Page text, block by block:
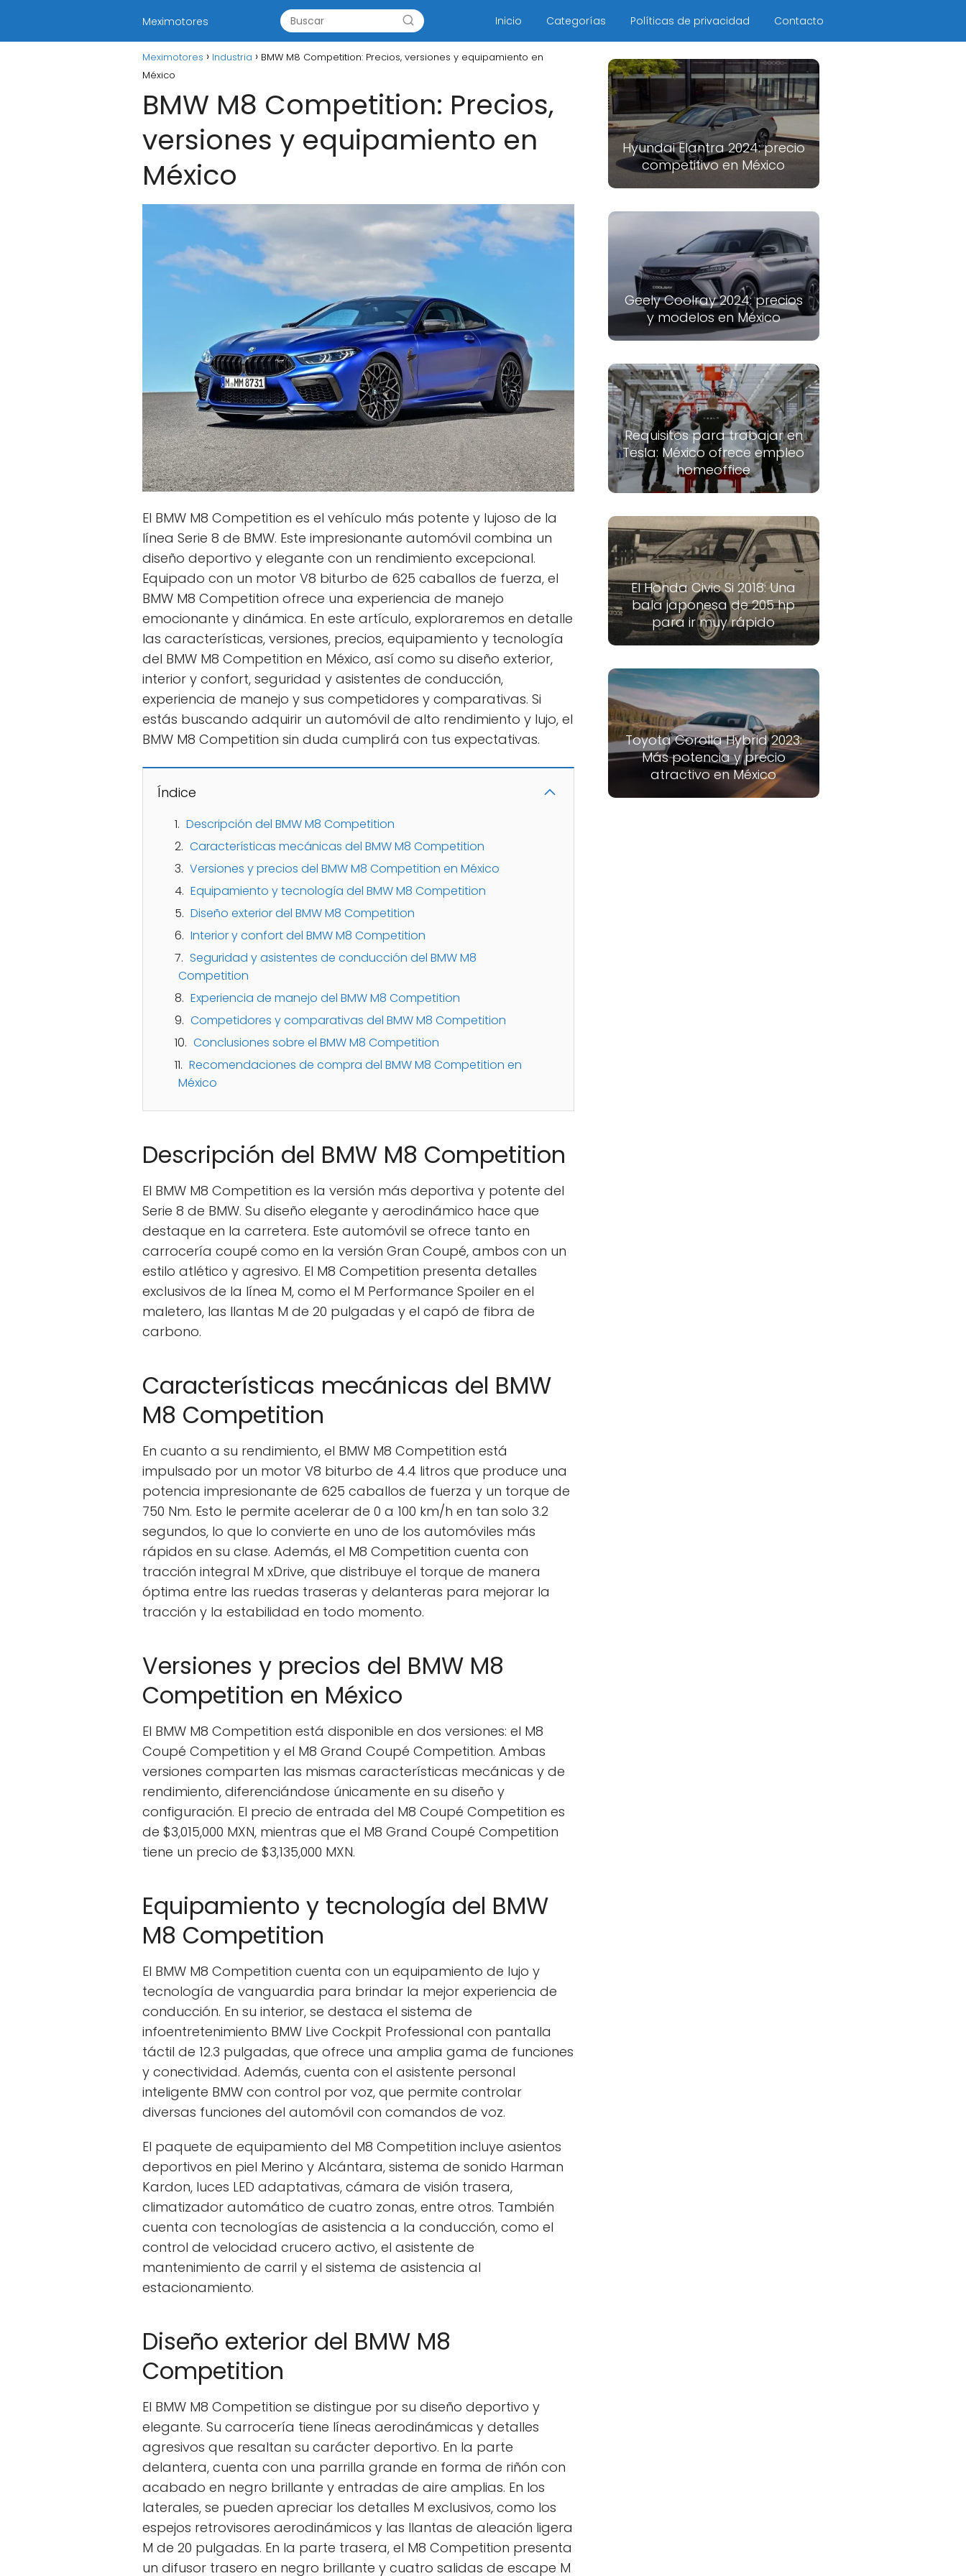
Meximotores Inicio Categorías Políticas de privacidad Contacto
Meximotores Industria
BMW M8 Competition: Precios, versiones y equipamiento en
México
BMW M8 Competition: Precios,
versiones y equipamiento en
México
El BMW M8 Competition es el vehículo más potente y lujoso de la
línea Serie 8 de BMW. Este impresionante automóvil combina un
diseño deportivo y elegante con un rendimiento excepcional.
Equipado con un motor V8 biturbo de 625 caballos de fuerza, el
BMW M8 Competition ofrece una experiencia de manejo
emocionante y dinámica. En este artículo, exploraremos en detalle
las características, versiones, precios, equipamiento y tecnología
del BMW M8 Competition en México, así como su diseño exterior,
interior y confort, seguridad y asistentes de conducción,
experiencia de manejo y sus competidores y comparativas. Si
estás buscando adquirir un automóvil de alto rendimiento y lujo, el
BMW M8 Competition sin duda cumplirá con tus expectativas.
Índice
Descripción del BMW M8 Competition
Características mecánicas del BMW M8 Competition
Versiones y precios del BMW M8 Competition en México
Equipamiento y tecnología del BMW M8 Competition
Diseño exterior del BMW M8 Competition
Interior y confort del BMW M8 Competition
Seguridad y asistentes de conducción del BMW M8
Competition
Experiencia de manejo del BMW M8 Competition
Competidores y comparativas del BMW M8 Competition
Conclusiones sobre el BMW M8 Competition
Recomendaciones de compra del BMW M8 Competition en
México
Descripción del BMW M8 Competition
El BMW M8 Competition es la versión más deportiva y potente del
Serie 8 de BMW. Su diseño elegante y aerodinámico hace que
destaque en la carretera. Este automóvil se ofrece tanto en
carrocería coupé como en la versión Gran Coupé, ambos con un
estilo atlético y agresivo. El M8 Competition presenta detalles
exclusivos de la línea M, como el M Performance Spoiler en el
maletero, las llantas M de 20 pulgadas y el capó de fibra de
carbono.
Características mecánicas del BMW
M8 Competition
En cuanto a su rendimiento, el BMW M8 Competition está
impulsado por un motor V8 biturbo de 4.4 litros que produce una
potencia impresionante de 625 caballos de fuerza y un torque de
750 Nm. Esto le permite acelerar de 0 a 100 km/h en tan solo 3.2
segundos, lo que lo convierte en uno de los automóviles más
rápidos en su clase. Además, el M8 Competition cuenta con
tracción integral M xDrive, que distribuye el torque de manera
óptima entre las ruedas traseras y delanteras para mejorar la
tracción y la estabilidad en todo momento.
Versiones y precios del BMW M8
Competition en México
El BMW M8 Competition está disponible en dos versiones: el M8
Coupé Competition y el M8 Grand Coupé Competition. Ambas
versiones comparten las mismas características mecánicas y de
rendimiento, diferenciándose únicamente en su diseño y
configuración. El precio de entrada del M8 Coupé Competition es
de $3,015,000 MXN, mientras que el M8 Grand Coupé Competition
tiene un precio de $3,135,000 MXN.
Equipamiento y tecnología del BMW
M8 Competition
El BMW M8 Competition cuenta con un equipamiento de lujo y
tecnología de vanguardia para brindar la mejor experiencia de
conducción. En su interior, se destaca el sistema de
infoentretenimiento BMW Live Cockpit Professional con pantalla
táctil de 12.3 pulgadas, que ofrece una amplia gama de funciones
y conectividad. Además, cuenta con el asistente personal
inteligente BMW con control por voz, que permite controlar
diversas funciones del automóvil con comandos de voz.
El paquete de equipamiento del M8 Competition incluye asientos
deportivos en piel Merino y Alcántara, sistema de sonido Harman
Kardon, luces LED adaptativas, cámara de visión trasera,
climatizador automático de cuatro zonas, entre otros. También
cuenta con tecnologías de asistencia a la conducción, como el
control de velocidad crucero activo, el asistente de
mantenimiento de carril y el sistema de asistencia al
estacionamiento.
Diseño exterior del BMW M8
Competition
El BMW M8 Competition se distingue por su diseño deportivo y
elegante. Su carrocería tiene líneas aerodinámicas y detalles
agresivos que resaltan su carácter deportivo. En la parte
delantera, cuenta con una parrilla grande en forma de riñón con
acabado en negro brillante y entradas de aire amplias. En los
laterales, se pueden apreciar los detalles M exclusivos, como los
espejos retrovisores aerodinámicos y las llantas de aleación ligera
M de 20 pulgadas. En la parte trasera, el M8 Competition presenta
un difusor trasero en negro brillante y cuatro salidas de escape M
Hyundai Elantra 2024: precio
competitivo en México
Geely Coolray 2024: precios
y modelos en México
Requisitos para trabajar en
Tesla: México ofrece empleo
homeoffice
El Honda Civic Si 2018: Una
bala japonesa de 205 hp
para ir muy rápido
Toyota Corolla Hybrid 2023:
Más potencia y precio
atractivo en México